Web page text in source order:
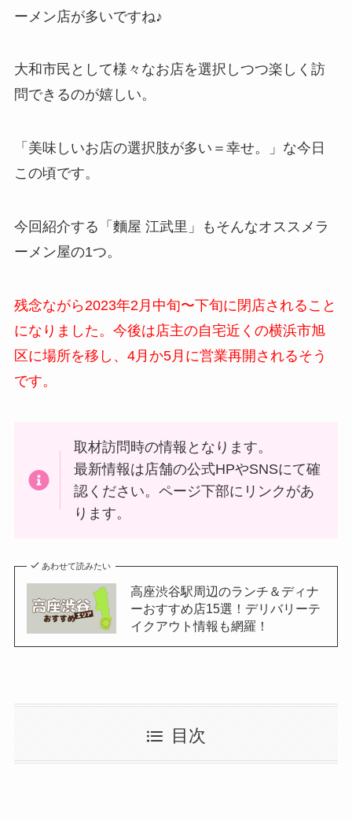
ーメン店が多いですね♪
大和市民として様々なお店を選択しつつ楽しく訪
問できるのが嬉しい。
「美味しいお店の選択肢が多い＝幸せ。」な今日
この頃です。
今回紹介する「麵屋 江武里」もそんなオススメラ
ーメン屋の1つ。
残念ながら2023年2月中旬〜下旬に閉店されること
になりました。今後は店主の自宅近くの横浜市旭
区に場所を移し、4月か5月に営業再開されるそう
です。
取材訪問時の情報となります。
最新情報は店舗の公式HPやSNSにて確
認ください。ページ下部にリンクがあ
ります。
あわせて読みたい
高座渋谷駅周辺のランチ＆ディナ
ーおすすめ店15選！デリバリーテ
イクアウト情報も網羅！
目次